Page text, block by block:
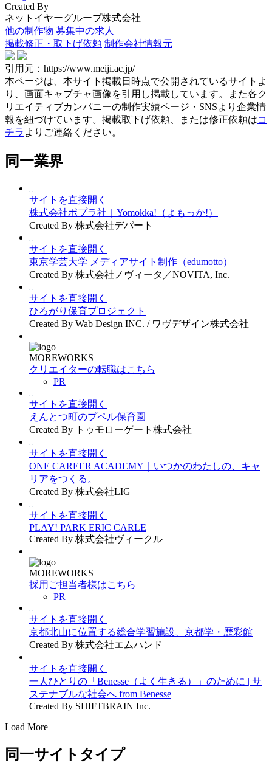
Created By
ネットイヤーグループ株式会社
他の制作物 募集中の求人
掲載修正・取下げ依頼 制作会社情報元
引用元：https://www.meiji.ac.jp/
本ページは、本サイト掲載日時点で公開されているサイトよ
り、画面キャプチャ画像を引用し掲載しています。また各ク
リエイティブカンパニーの制作実績ページ・SNSより企業情
報を紐づけています。掲載取下げ依頼、または修正依頼はコ
チラ よりご連絡ください。
同一業界
サイトを直接開く
株式会社ポプラ社｜Yomokka!（よもっか!）
Created By 株式会社デパート
サイトを直接開く
東京学芸大学 メディアサイト制作（edumotto）
Created By 株式会社ノヴィータ／NOVITA, Inc.
サイトを直接開く
ひろがり保育プロジェクト
Created By Wab Design INC. / ワヴデザイン株式会社
MOREWORKS
クリエイターの転職はこちら
PR
サイトを直接開く
えんとつ町のプペル保育園
Created By トゥモローゲート株式会社
サイトを直接開く
ONE CAREER ACADEMY｜いつかのわたしの、キャ
リアをつくる。
Created By 株式会社LIG
サイトを直接開く
PLAY! PARK ERIC CARLE
Created By 株式会社ヴィークル
MOREWORKS
採用ご担当者様はこちら
PR
サイトを直接開く
京都北山に位置する総合学習施設、京都学・歴彩館
Created By 株式会社エムハンド
サイトを直接開く
一人ひとりの「Benesse（よく生きる）」のために | サ
ステナブルな社会へ from Benesse
Created By SHIFTBRAIN Inc.
Load More
同一サイトタイプ